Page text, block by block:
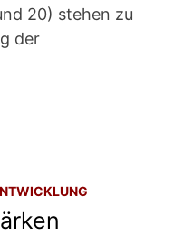
20) stehen zu
der